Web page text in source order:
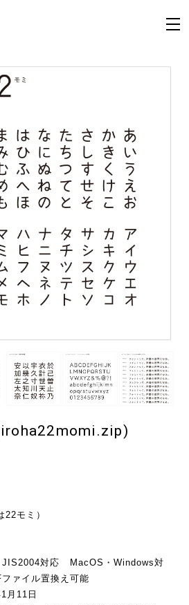
モミ）
対応 MacOS・Windows対
ァイル置換え可能
月11日